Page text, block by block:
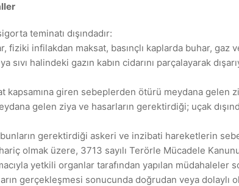
teminatı dışındadır:
infilakdan maksat, basınçlı kaplarda buhar, gaz
halindeki gazın kabın cidarını parçalayarak
giren sebeplerden ötürü meydana gelen
gelen ziya ve hasarların gerektirdiği; uçak
gerektirdiği askeri ve inzibati hareketlerin
olmak üzere, 3713 sayılı Terörle Mücadele
yetkili organlar tarafından yapılan müdahaleler
gerçekleşmesi sonucunda doğrudan veya